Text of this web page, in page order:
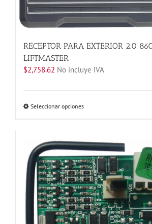
RECEPTOR PARA EXTERIOR 2.0
LIFTMASTER
$2,758.62 No incluye IVA
Seleccionar opcionesEste
múltiples
variantes.
Las
opciones
se
pueden
elegir
en